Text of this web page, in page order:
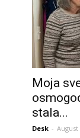
Moja
stala...
Desk - August